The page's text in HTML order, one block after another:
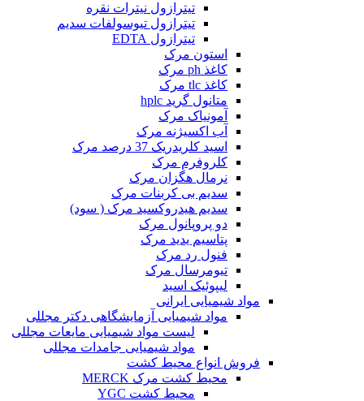
تیترازول نیترات نقره
تیترازول تیوسولفات سدیم
تیترازول EDTA
استون مرک
متانول گرید hplc
آمونیاک مرک
آب اکسیژنه مرک
اسید کلریدریک 37 درصد مرک
کلروفرم مرک
نرمال هگزان مرک
سدیم بی کربنات مرک
سدیم هیدروکسید مرک ( سود)
دو پروپانول مرک
پتاسیم یدید مرک
فنول رد مرک
تیومرسال مرک
لیپوئیک اسید
مواد شیمیایی ایرانی
مواد شیمیایی آزمایشگاهی دکتر مجللی
لیست مواد شیمیایی مایعات مجللی
مواد شیمیایی جامدات مجللی
فروش انواع محیط کشت
محیط کشت مرک MERCK
محیط کشت YGC